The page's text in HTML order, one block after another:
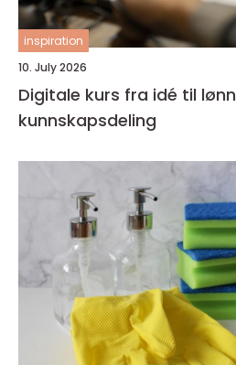
inspiration
10. July 2026
Digitale kurs fra idé til lønnsom
kunnskapsdeling